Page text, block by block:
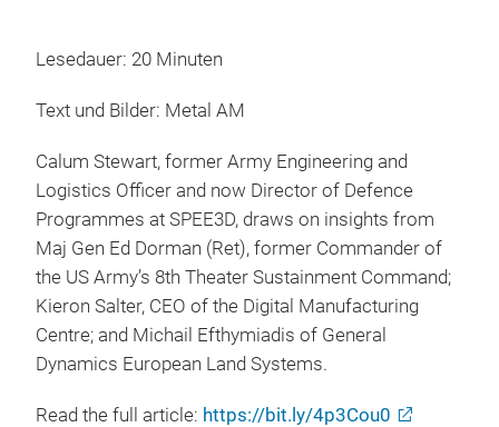
Lesedauer: 20 Minuten
Text und Bilder: Metal AM
Calum Stewart, former Army Engineering and
Logistics Officer and now Director of Defence
Programmes at SPEE3D, draws on insights from
Maj Gen Ed Dorman (Ret), former Commander of
the US Army’s 8th Theater Sustainment Command;
Kieron Salter, CEO of the Digital Manufacturing
Centre; and Michail Efthymiadis of General
Dynamics European Land Systems.
Read the full article: https://bit.ly/4p3Cou0